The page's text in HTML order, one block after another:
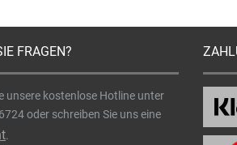
FRAGEN?
unsere kostenlose Hotline unter
oder schreiben Sie uns eine
.